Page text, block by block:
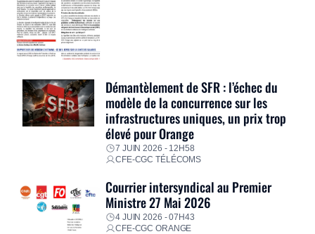
Démantèlement de SFR : l’échec du
modèle de la concurrence sur les
infrastructures uniques, un prix trop
élevé pour Orange
7 JUIN 2026 - 12H58
CFE-CGC TÉLÉCOMS
Courrier intersyndical au Premier
Ministre 27 Mai 2026
4 JUIN 2026 - 07H43
CFE-CGC ORANGE